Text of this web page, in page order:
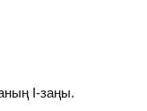
І-заңы.